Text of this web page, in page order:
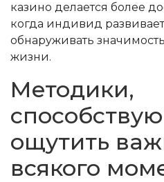
казино делается более
когда индивид
обнаруживать
жизни.
Методики,
ощутить
всякого